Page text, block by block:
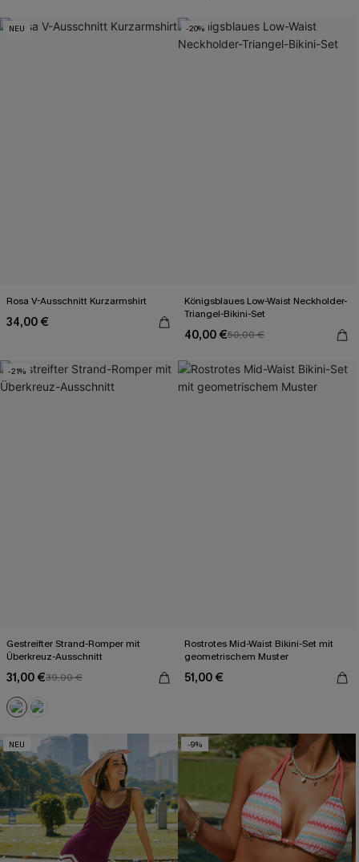
NEU
Rosa V-Ausschnitt Kurzarmshirt
34,00 €
-20%
Königsblaues Low-Waist Neckholder-
Triangel-Bikini-Set
40,00 €50,00 €
-21%
Gestreifter Strand-Romper mit
Überkreuz-Ausschnitt
31,00 €39,00 €
Rostrotes Mid-Waist Bikini-Set mit
geometrischem Muster
51,00 €
NEU -9%